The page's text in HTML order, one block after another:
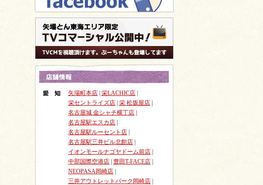
矢場町本店 栄LACHIC店
栄セントライズ店 栄 松坂屋店
名古屋城 金シャチ横丁店
名古屋駅エスカ店
名古屋駅ルーセント店
名古屋駅三井ビル北館店
イオンモールナゴヤドーム前店
中部国際空港店
豊田T-FACE店
NEOPASA岡崎店
三井アウトレットパーク岡崎店